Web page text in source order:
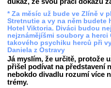
* Za měsíc už bude ve Zlíně v
Stretnutie a vy na něm
Hotel Viktoria. Diváci budou
nejznámějíšmi soubory a
takového psychiku herců při
Daniela z Ostravy
Já myslím, že určitě, protože
přišel podívat na představení
nebokdo divadlu rozumí více
trémy.